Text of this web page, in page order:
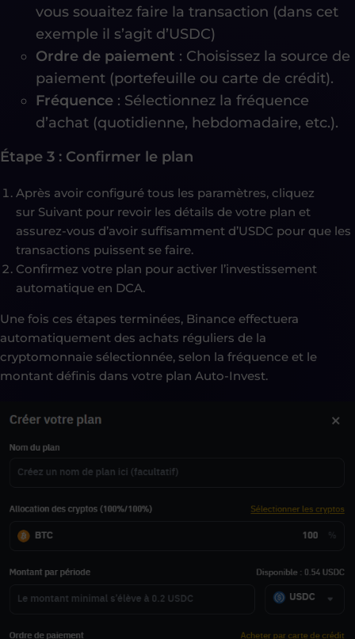
vous souaitez faire la transaction (dans cet
exemple il s’agit d’USDC)
Ordre de paiement : Choisissez la source de
paiement (portefeuille ou carte de crédit).
Fréquence : Sélectionnez la fréquence
d’achat (quotidienne, hebdomadaire, etc.).
Étape 3 : Confirmer le plan
Après avoir configuré tous les paramètres, cliquez
sur Suivant pour revoir les détails de votre plan et
assurez-vous d’avoir suffisamment d’USDC pour que les
transactions puissent se faire.
Confirmez votre plan pour activer l’investissement
automatique en DCA.
Une fois ces étapes terminées, Binance effectuera
automatiquement des achats réguliers de la
cryptomonnaie sélectionnée, selon la fréquence et le
montant définis dans votre plan Auto-Invest.